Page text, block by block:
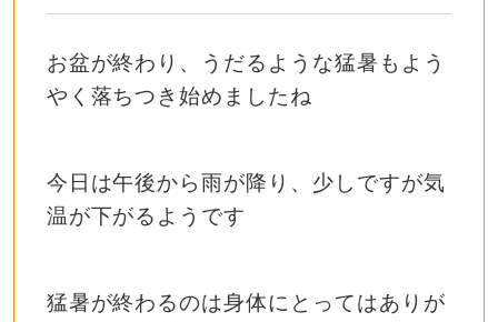
お盆が終わり、うだるような猛暑もよう
やく落ちつき始めましたね
今日は午後から雨が降り、少しですが気
温が下がるようです
猛暑が終わるのは身体にとってはありが